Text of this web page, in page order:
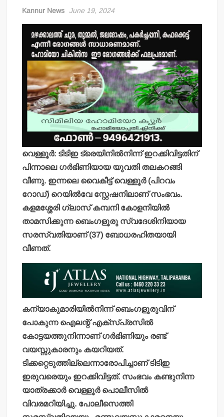
Kannur News June 19, 2024
വെള്ളൂര്‍: ടിടിഇ ട്രെയിനില്‍നിന്ന് ഇറക്കിവിട്ടതിന്
പിന്നാലെ ഗര്‍ഭിണിയായ യുവതി തലകറങ്ങി
വീണു. ഇന്നലെ വൈകീട്ട് വെള്ളൂര്‍ (പിറവം
റോഡ്) റെയില്‍വേ സ്റ്റേഷനിലാണ് സംഭവം.
കളമശ്ശേരി ഗ്ലാസ് കമ്പനി കോളനിയില്‍
താമസിക്കുന്ന ബെംഗളൂരു സ്വദേശിനിയായ
സരസ്വതിയാണ് (37) ബോധരഹിതയായി
വീണത്.
കന്യാകുമാരിയില്‍നിന്ന് ബെംഗളൂരുവിന്
പോകുന്ന ഐലന്റ് എക്സ്പ്രസില്‍
കോട്ടയത്തുനിന്നാണ് ഗര്‍ഭിണിയും രണ്ട്
വയസ്സുകാരനും കയറിയത്.
ടിക്കറ്റെടുത്തില്ലെന്നാരോപിച്ചാണ് ടിടിഇ
ഇരുവരെയും ഇറക്കിവിട്ടത്. സംഭവം കണ്ടുനിന്ന
യാത്രക്കാര്‍ വെള്ളൂര്‍ പൊലീസില്‍
വിവരമറിയിച്ചു. പോലീസെത്തി